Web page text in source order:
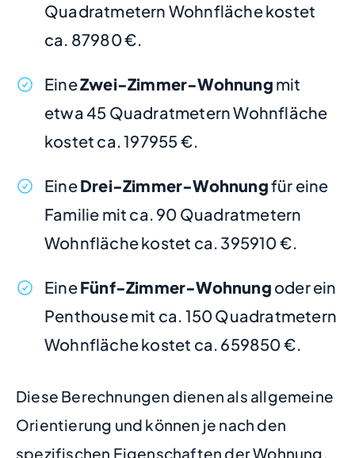
Quadratmetern Wohnfläche kostet
ca. 87980 €.
EineZwei-Zimmer-Wohnung mit
etwa 45 Quadratmetern Wohnfläche
kostet ca. 197955 €.
EineDrei-Zimmer-Wohnungfür eine
Familie mit ca. 90 Quadratmetern
Wohnfläche kostet ca. 395910 €.
EineFünf-Zimmer-Wohnung oder ein
Penthouse mit ca. 150 Quadratmetern
Wohnfläche kostet ca. 659850 €.
Diese Berechnungen dienen als allgemeine
Orientierung und können je nach den
spezifischen Eigenschaften der Wohnung,